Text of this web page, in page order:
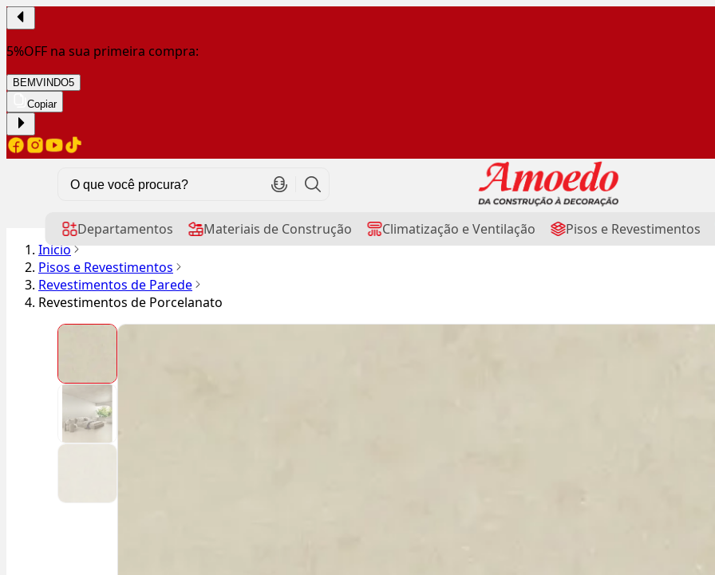
5%OFF na sua primeira compra:
BEMVINDO5
Copiar
Departamentos Materiais de Construção Climatização e Ventilação Pisos e Revestimentos
Início
Pisos e Revestimentos
Revestimentos de Parede
Revestimentos de Porcelanato